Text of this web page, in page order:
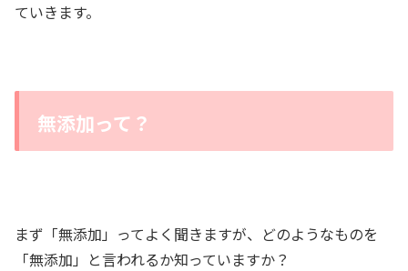
ていきます。
無添加って？
まず「無添加」ってよく聞きますが、どのようなものを
「無添加」と言われるか知っていますか？